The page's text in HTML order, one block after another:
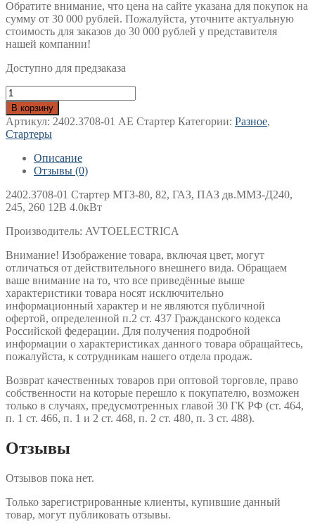
Обратите внимание, что цена на сайте указана для покупок на
сумму от 30 000 рублей. Пожалуйста, уточните актуальную
стоимость для заказов до 30 000 рублей у представителя
нашей компании!
Доступно для предзаказа
Количество
товара
2402.3708-
01
Стартер
МТЗ-80,
ПАЗ
дв.ММЗ-
245,
12В
4.0кВт
AVTOELECTRICA
В корзину
Артикул: 2402.3708-01 АЕ Стартер Категории: Разное,
Стартеры
Описание
Отзывы (0)
2402.3708-01 Стартер МТЗ-80, 82, ГАЗ, ПАЗ дв.ММЗ-Д240,
245, 260 12В 4.0кВт
Производитель: AVTOELECTRICA
Внимание! Изображение товара, включая цвет, могут
отличаться от действительного внешнего вида. Обращаем
ваше внимание на то, что все приведённые выше
характеристики товара носят исключительно
информационный характер и не являются публичной
офертой, определенной п.2 ст. 437 Гражданского кодекса
Российской федерации. Для получения подробной
информации о характеристиках данного товара обращайтесь,
пожалуйста, к сотрудникам нашего отдела продаж.
Возврат качественных товаров при оптовой торговле, право
собственности на которые перешло к покупателю, возможен
только в случаях, предусмотренных главой 30 ГК РФ (ст. 464,
п. 1 ст. 466, п. 1 и 2 ст. 468, п. 2 ст. 480, п. 3 ст. 488).
Отзывы
Отзывов пока нет.
Только зарегистрированные клиенты, купившие данный
товар, могут публиковать отзывы.